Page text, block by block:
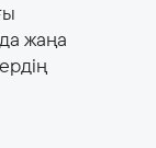
жаңа